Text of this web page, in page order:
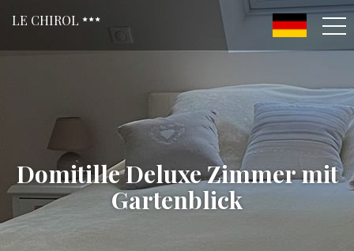
LE CHIROL
Domitille Deluxe Zimmer mit
Gartenblick